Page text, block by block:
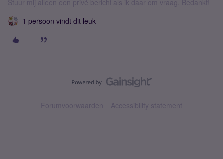
Stuur mij alleen een privé bericht als ik daar om vraag. Bedankt!
1 persoon vindt dit leuk
Forumvoorwaarden Accessibility statement